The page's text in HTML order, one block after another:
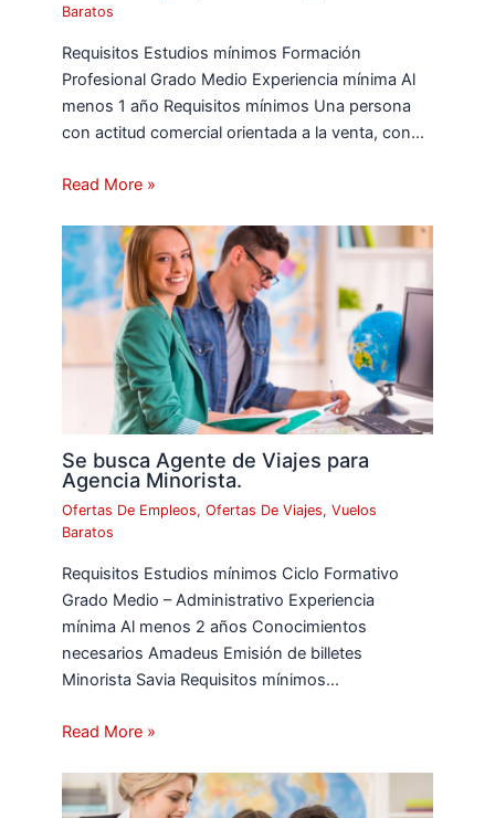
Baratos
Requisitos Estudios mínimos Formación
Profesional Grado Medio Experiencia mínima Al
menos 1 año Requisitos mínimos Una persona
con actitud comercial orientada a la venta, con…
Read More »
Se busca Agente de Viajes para
Agencia Minorista.
Ofertas De Empleos,Ofertas De Viajes,Vuelos
Baratos
Requisitos Estudios mínimos Ciclo Formativo
Grado Medio – Administrativo Experiencia
mínima Al menos 2 años Conocimientos
necesarios Amadeus Emisión de billetes
Minorista Savia Requisitos mínimos…
Read More »